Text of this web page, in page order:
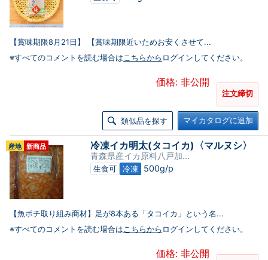
【賞味期限8月21日】 【賞味期限近いためお安くさせて...
※すべてのコメントを読む場合はこちらから ログインしてください。
価格: 非公開
注文締切
類似品を探す マイカタログに追加
産地 新商品 冷凍イカ明太(タコイカ)〈マルヌシ〉
青森県産イカ原料八戸加...
生食可 冷凍 500g/p
【魚ポチ取り組み商材】足が8本ある「タコイカ」という名...
※すべてのコメントを読む場合はこちらから ログインしてください。
価格: 非公開